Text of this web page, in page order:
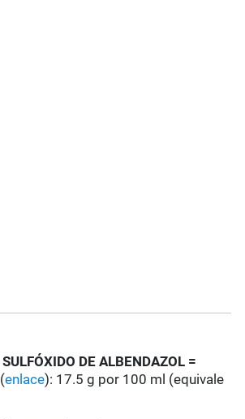
SULFÓXIDO DE ALBENDAZOL =
(enlace): 17.5 g por 100 ml (equivale